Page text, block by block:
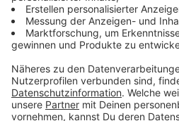
Der Taxi-Ruf will gegen
gegen für sie geltende Regeln
Was haltet ihr von Uber